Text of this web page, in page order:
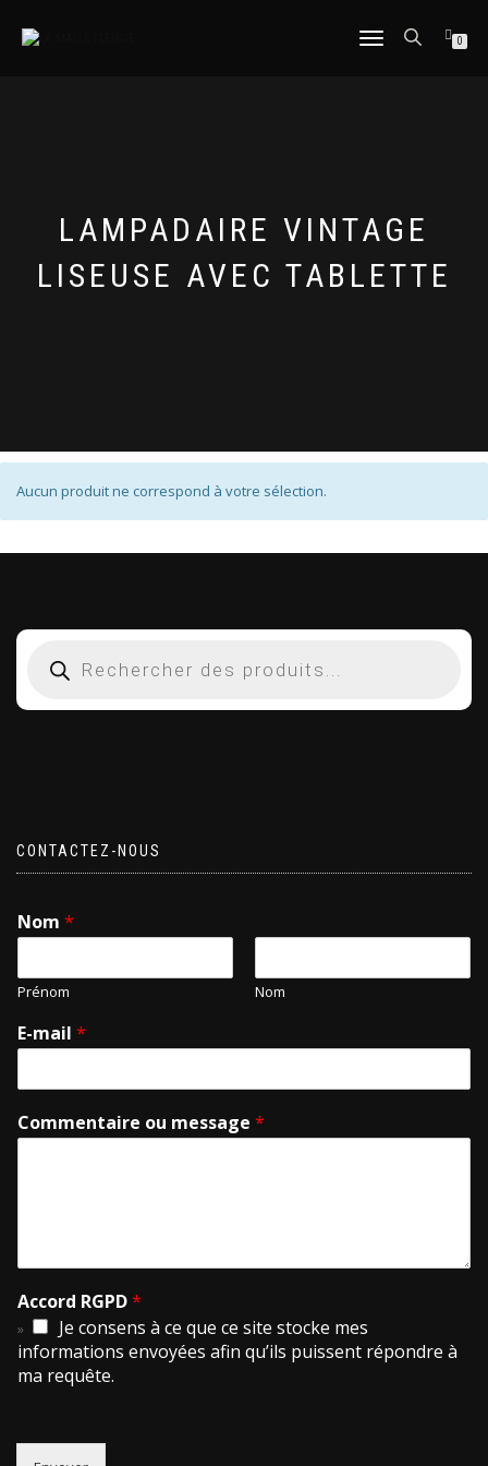
DÉPLIER
0
LAMPADAIRE VINTAGE
LISEUSE AVEC TABLETTE
Aucun produit ne correspond à votre sélection.
CONTACTEZ-NOUS
Nom *
Prénom Nom
E-mail *
Commentaire ou message *
Accord RGPD*
Je consens à ce que ce site stocke mes
informations envoyées afin qu’ils puissent répondre à
ma requête.